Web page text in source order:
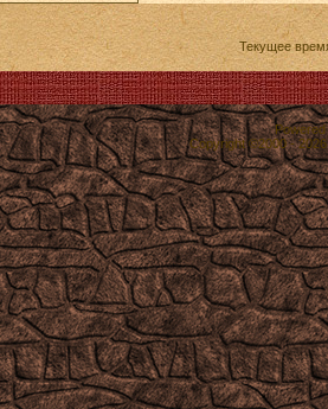
Текущее
Powered
Copyright ©2000 -